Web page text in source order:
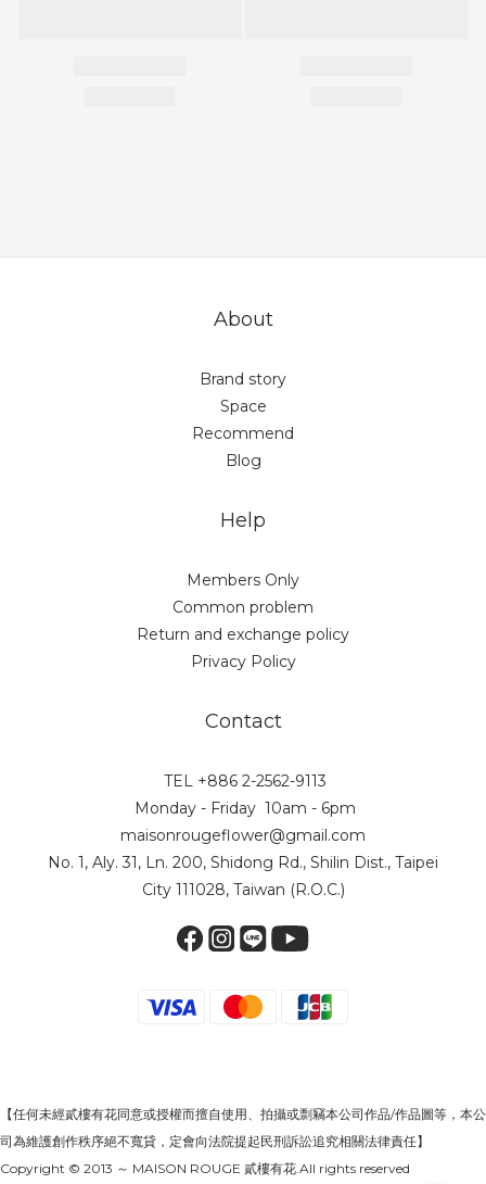
About
Brand story
Space
Recommend
Blog
Help
Members Only
Common problem
Return and exchange policy
Privacy Policy
Contact
TEL +886 2-2562-9113
Monday - Friday 10am - 6pm
maisonrougeflower@gmail.com
No. 1, Aly. 31, Ln. 200, Shidong Rd., Shilin Dist., Taipei
City 111028, Taiwan (R.O.C.)
【任何未經貳樓有花同意或授權而擅自使用、拍攝或剽竊本公司作品/作品圖等，本公
司為維護創作秩序絕不寬貸，定會向法院提起民刑訴訟追究相關法律責任】
Copyright © 2013 ～ MAISON ROUGE 貳樓有花.All rights reserved